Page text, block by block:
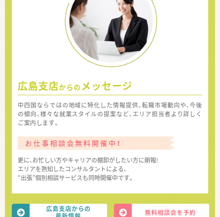
広島支店からの メッセージ
中四国ならではの地域に特化した情報提供、転職市場動向や、今後
の傾向、様々な就業スタイルの提案など、エリア担当者より詳しく
ご案内します。
お仕事相談会無料開催中！
更に、お忙しい方やキャリアの棚卸がしたい方に朗報!
エリアを熟知したコンサルタントによる、
“出張”個別相談サービスも同時開催中です。
広島支店からの
無料相談会を予約